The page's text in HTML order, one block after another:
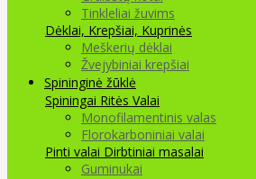
Tinkleliai žuvims
Dėklai, Krepšiai, Kuprinės
Meškerių dėklai
Žvejybiniai krepšiai
Spininginė žūklė
Spiningai Ritės Valai
Monofilamentinis valas
Florokarboniniai valai
Pinti valai Dirbtiniai masalai
Guminukai